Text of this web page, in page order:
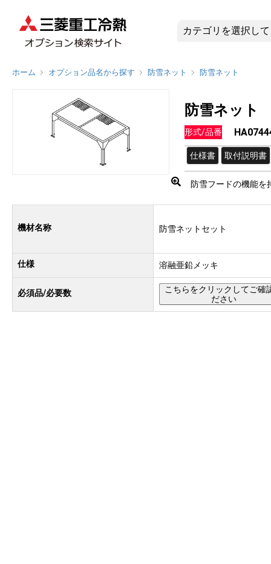
ホーム オプション品名から探す 防雪ネット 防雪ネット
防雪ネット
形式/品番
仕様書 取付説明書
防雪フードの機能を
機材名称 防雪ネットセット
仕様 溶融亜鉛メッキ
必須品/必要数
こちらをクリックしてご確
ださい